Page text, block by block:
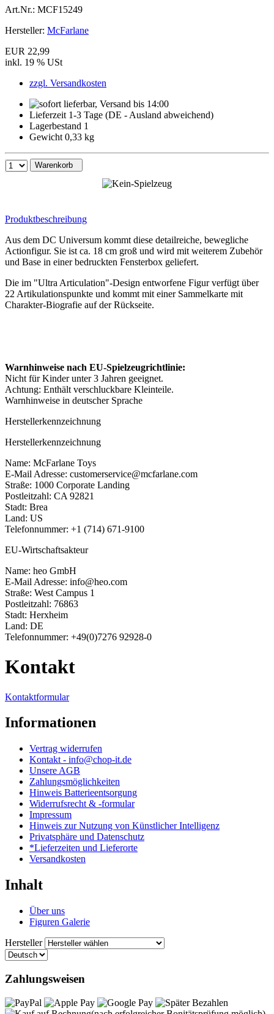
Art.Nr.: MCF15249
Hersteller: McFarlane
EUR 22,99
inkl. 19 % USt
zzgl. Versandkosten
Lieferzeit 1-3 Tage (DE - Ausland abweichend)
Lagerbestand 1
Gewicht 0,33 kg
Warenkorb
Produktbeschreibung
Aus dem DC Universum kommt diese detailreiche, bewegliche
Actionfigur. Sie ist ca. 18 cm groß und wird mit weiterem Zubehör
und Base in einer bedruckten Fensterbox geliefert.
Die im "Ultra Articulation"-Design entworfene Figur verfügt über
22 Artikulationspunkte und kommt mit einer Sammelkarte mit
Charakter-Biografie auf der Rückseite.
Warnhinweise nach EU-Spielzeugrichtlinie:
Nicht für Kinder unter 3 Jahren geeignet.
Achtung: Enthält verschluckbare Kleinteile.
Warnhinweise in deutscher Sprache
Herstellerkennzeichnung
Herstellerkennzeichnung
Name: McFarlane Toys
E-Mail Adresse: customerservice@mcfarlane.com
Straße: 1000 Corporate Landing
Postleitzahl: CA 92821
Stadt: Brea
Land: US
Telefonnummer: +1 (714) 671-9100
EU-Wirtschaftsakteur
Name: heo GmbH
E-Mail Adresse: info@heo.com
Straße: West Campus 1
Postleitzahl: 76863
Stadt: Herxheim
Land: DE
Telefonnummer: +49(0)7276 92928-0
Kontakt
Kontaktformular
Informationen
Vertrag widerrufen
Kontakt - info@chop-it.de
Unsere AGB
Zahlungsmöglichkeiten
Hinweis Batterieentsorgung
Widerrufsrecht & -formular
Impressum
Hinweis zur Nutzung von Künstlicher Intelligenz
Privatsphäre und Datenschutz
*Lieferzeiten und Lieferorte
Versandkosten
Inhalt
Über uns
Figuren Galerie
Hersteller
Zahlungsweisen